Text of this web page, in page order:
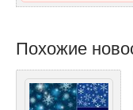
Похожие